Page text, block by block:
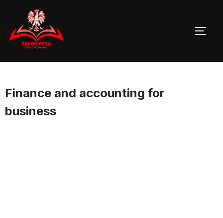
content
Finance and accounting for
business